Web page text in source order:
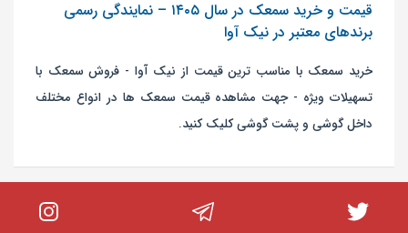
قیمت و خرید سمعک در سال ۱۴۰۵ – نمایندگی رسمی
برندهای معتبر در نیک آوا
خرید سمعک با مناسب ترین قیمت از نیک آوا - فروش سمعک با
تسهیلات ویژه - جهت مشاهده قیمت سمعک ها در انواع مختلف
داخل گوشی و پشت گوشی کلیک کنید.